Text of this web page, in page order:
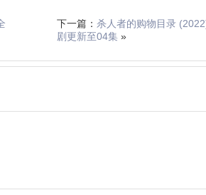
下一篇： 杀人者的购物目录
剧更新至04集 »